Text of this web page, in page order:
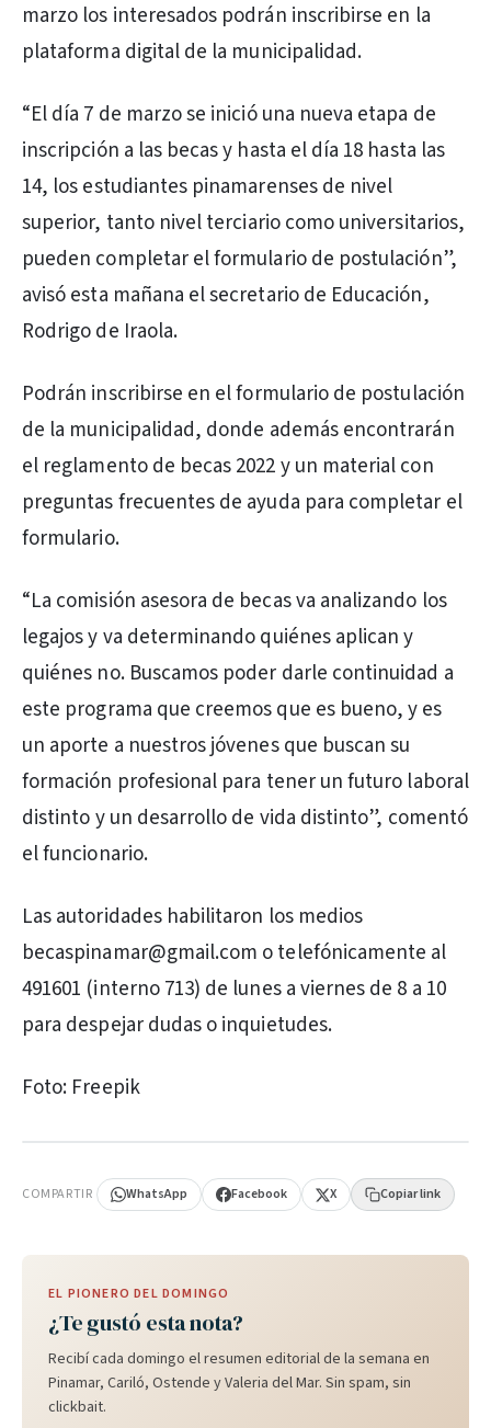
marzo los interesados podrán inscribirse en la
plataforma digital de la municipalidad.
“El día 7 de marzo se inició una nueva etapa de
inscripción a las becas y hasta el día 18 hasta las
14, los estudiantes pinamarenses de nivel
superior, tanto nivel terciario como universitarios,
pueden completar el formulario de postulación”,
avisó esta mañana el secretario de Educación,
Rodrigo de Iraola.
Podrán inscribirse en el formulario de postulación
de la municipalidad, donde además encontrarán
el reglamento de becas 2022 y un material con
preguntas frecuentes de ayuda para completar el
formulario.
“La comisión asesora de becas va analizando los
legajos y va determinando quiénes aplican y
quiénes no. Buscamos poder darle continuidad a
este programa que creemos que es bueno, y es
un aporte a nuestros jóvenes que buscan su
formación profesional para tener un futuro laboral
distinto y un desarrollo de vida distinto”, comentó
el funcionario.
Las autoridades habilitaron los medios
becaspinamar@gmail.com o telefónicamente al
491601 (interno 713) de lunes a viernes de 8 a 10
para despejar dudas o inquietudes.
Foto: Freepik
COMPARTIR WhatsApp Facebook X Copiar link
EL PIONERO DEL DOMINGO
¿Te gustó esta nota?
Recibí cada domingo el resumen editorial de la semana en
Pinamar, Cariló, Ostende y Valeria del Mar. Sin spam, sin
clickbait.